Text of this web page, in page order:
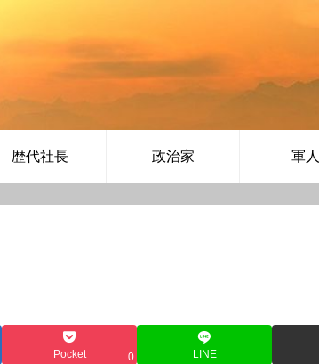
歴代社長 政治家 軍人
Pocket 0 LINE